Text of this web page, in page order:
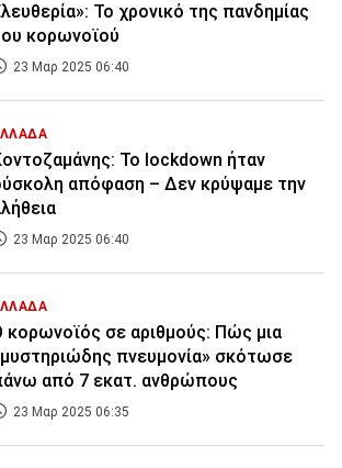
Το χρονικό της πανδημίας
κορωνοϊού
23 Μαρ 2025 06:40
To lockdown ήταν
απόφαση – Δεν κρύψαμε την
23 Μαρ 2025 06:40
κορωνοϊός σε αριθμούς: Πώς μια
πνευμονία» σκότωσε
από 7 εκατ. ανθρώπους
23 Μαρ 2025 06:35